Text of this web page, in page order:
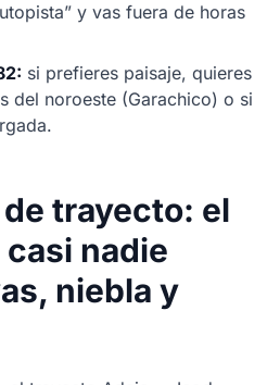
y vas fuera de horas
si prefieres paisaje, quieres
del noroeste (Garachico) o si
trayecto: el
nadie
niebla y